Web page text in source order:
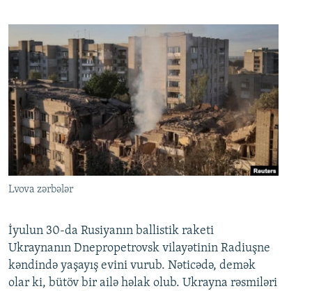
Lvova zərbələr
İyulun 30-da Rusiyanın ballistik raketi
Ukraynanın Dnepropetrovsk vilayətinin Radiuşne
kəndində yaşayış evini vurub. Nəticədə, demək
olar ki, bütöv bir ailə həlak olub. Ukrayna rəsmiləri